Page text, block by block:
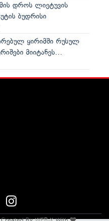
დროს ლიეტუვის
ბუდრისი
ყირიმში რუსულ
მიიტანეს...